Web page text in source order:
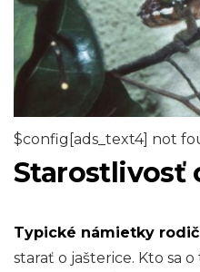
$config[ads_text4] not
Starostlivosť
Typické námietky
starať o jašterice. Kto sa